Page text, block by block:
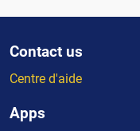
Contact us
Centre d'aide
Apps